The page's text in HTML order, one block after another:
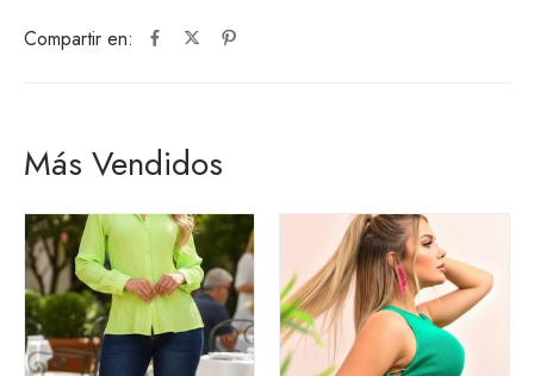
Compartir en:
Más Vendidos